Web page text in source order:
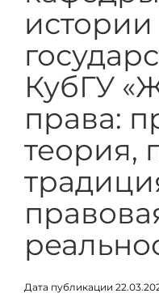
истории
КубГУ
права:
теория,
Дата публикации